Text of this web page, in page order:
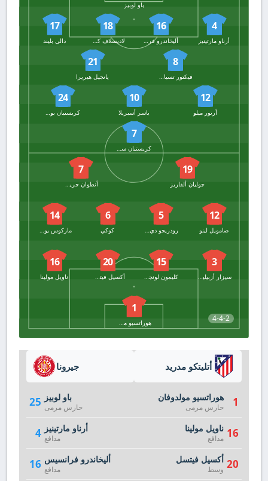
باو لوبيز
4
أرناو مارتينيز
16
أليخاندرو فرانسيس
18
لاديسلاف كرييتشي
17
دالي بليند
8
فيكتور تسيانكوف
21
يانجيل هيريرا
12
أرتور ميلو
10
ياسر أسبريلا
24
كريستيان بورتو
7
كريستيان ستواني
4-4-2
19
جوليان ألفاريز
7
أنطوان جريزمان
12
صامويل لينو
5
رودريجو دي بول
6
كوكي
14
ماركوس يورينتي
3
15
20
16
ناويل مولينا
1
هوراتسيو مولدوفان
جيرونا
25 باو لوبيز
حارس مرمى
4 أرناو مارتينيز
مدافع
16 أليخاندرو فرانسيس
مدافع
أتليتكو مدريد
1 هوراتسيو مولدوفان
حارس مرمى
16 ناويل مولينا
مدافع
20 أكسيل فيتسل
وسط